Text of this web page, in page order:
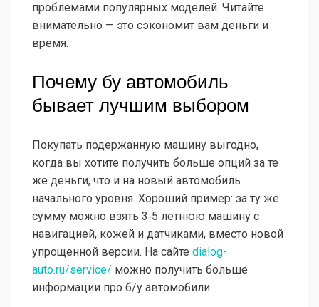
проблемами популярных моделей. Читайте
внимательно — это сэкономит вам деньги и
время.
Почему бу автомобиль
бывает лучшим выбором
Покупать подержанную машину выгодно,
когда вы хотите получить больше опций за те
же деньги, что и на новый автомобиль
начального уровня. Хороший пример: за ту же
сумму можно взять 3‑5 летнюю машину с
навигацией, кожей и датчиками, вместо новой
упрощенной версии. На сайте dialog-
auto.ru/service/ можно получить больше
информации про б/у автомобили.